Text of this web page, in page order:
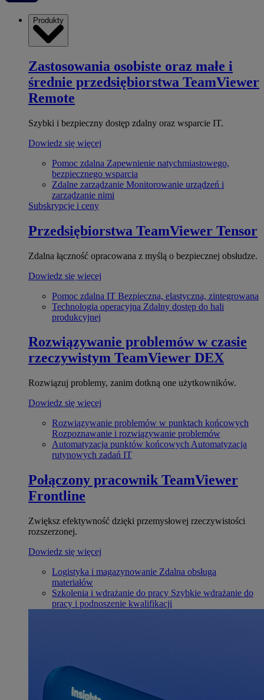
Produkty
Zastosowania osobiste oraz małe i
średnie przedsiębiorstwa TeamViewer
Remote
Szybki i bezpieczny dostęp zdalny oraz wsparcie IT.
Dowiedz się więcej
Pomoc zdalna Zapewnienie natychmiastowego,
bezpiecznego wsparcia
Zdalne zarządzanie Monitorowanie urządzeń i
zarządzanie nimi
Subskrypcje i ceny
Przedsiębiorstwa TeamViewer Tensor
Zdalna łączność opracowana z myślą o bezpiecznej obsłudze.
Dowiedz się więcej
Pomoc zdalna IT Bezpieczna, elastyczna, zintegrowana
Technologia operacyjna Zdalny dostęp do hali
produkcyjnej
Rozwiązywanie problemów w czasie
rzeczywistym TeamViewer DEX
Rozwiązuj problemy, zanim dotkną one użytkowników.
Dowiedz się więcej
Rozwiązywanie problemów w punktach końcowych
Rozpoznawanie i rozwiązywanie problemów
Automatyzacja punktów końcowych Automatyzacja
rutynowych zadań IT
Połączony pracownik TeamViewer
Frontline
Zwiększ efektywność dzięki przemysłowej rzeczywistości
rozszerzonej.
Dowiedz się więcej
Logistyka i magazynowanie Zdalna obsługa
materiałów
Szkolenia i wdrażanie do pracy Szybkie wdrażanie do
pracy i podnoszenie kwalifikacji